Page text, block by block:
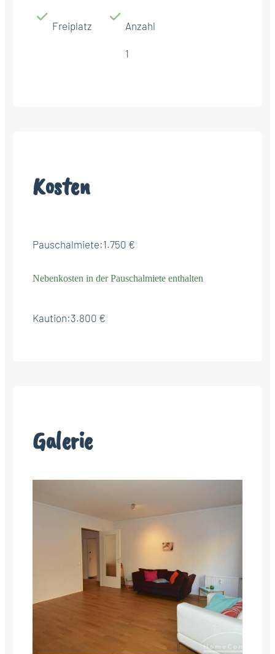
Freiplatz Anzahl
1
Kosten
Pauschalmiete:1.750 €
Nebenkosten in der Pauschalmiete enthalten
Kaution:3.800 €
Galerie